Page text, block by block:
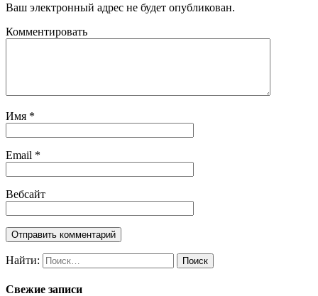
Ваш электронный адрес не будет опубликован.
Комментировать
Имя *
Email *
Вебсайт
Найти:
Свежие записи